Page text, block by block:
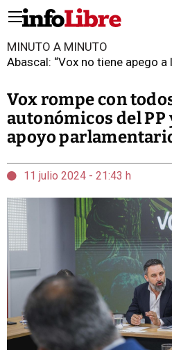
MINUTO A MINUTO
Abascal: “Vox no tiene apego a
Vox rompe con
autonómicos del PP
apoyo
11 julio 2024 - 21:43 h